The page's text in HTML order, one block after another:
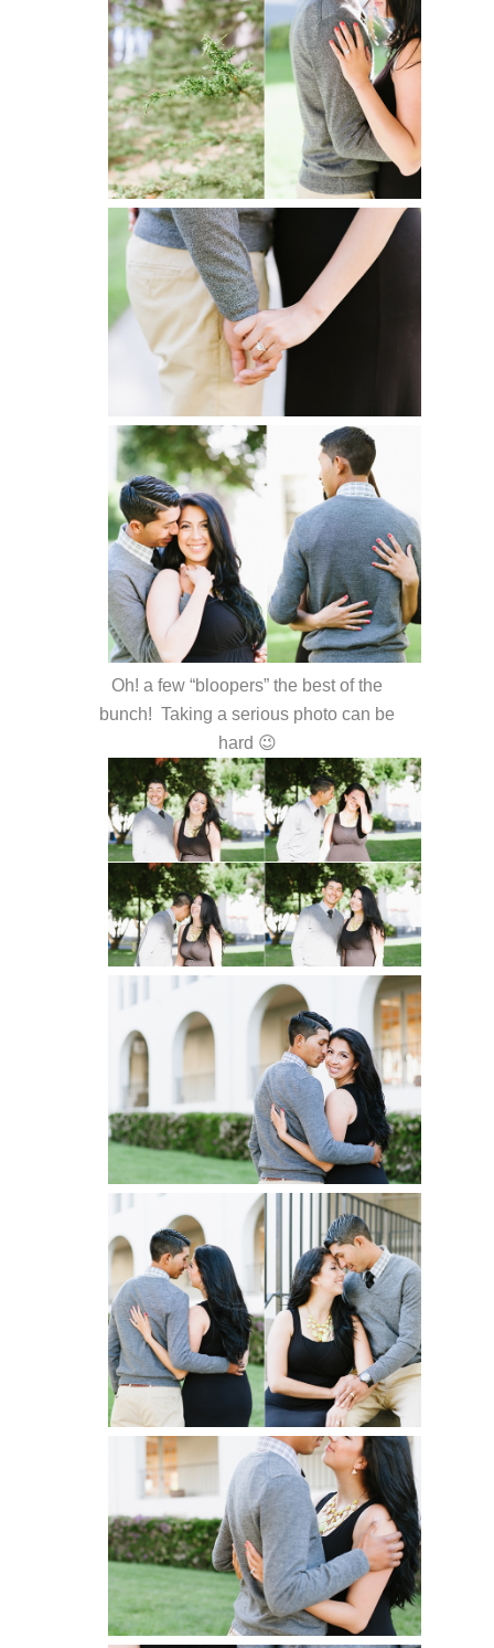
Oh! a few “bloopers” the best of the
bunch! Taking a serious photo can be
hard 😉